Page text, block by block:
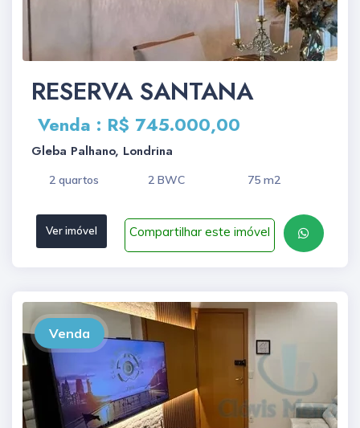
RESERVA SANTANA
Venda : R$ 745.000,00
Gleba Palhano, Londrina
2 quartos 2 BWC 75 m2
Ver imóvel Compartilhar este imóvel
Venda